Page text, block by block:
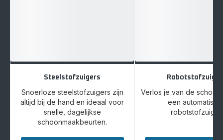
Steelstofzuigers
Snoerloze steelstofzuigers zijn
altijd bij de hand en ideaal voor
snelle, dagelijkse
schoonmaakbeurten.
Verlos je van de
een
robotstofzuiger.